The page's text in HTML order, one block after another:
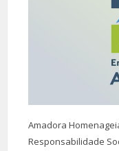
Amadora
Responsabilidade